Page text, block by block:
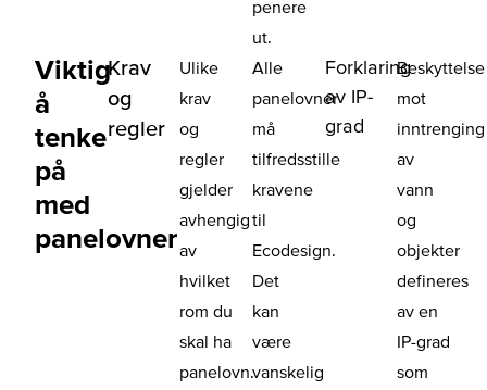
penere
ut.
Viktig
å
tenke
på
med
panelovner
Krav
og
regler
Ulike
krav
og
regler
gjelder
avhengig
av
hvilket
rom du
skal ha
panelovn.
Alle
panelovner
må
tilfredsstille
kravene
til
Ecodesign.
Det
kan
være
vanskelig
Forklaring
av IP-
grad
Beskyttelse
mot
inntrenging
av
vann
og
objekter
defineres
av en
IP-grad
som